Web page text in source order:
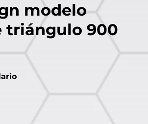
modelo
triángulo 900